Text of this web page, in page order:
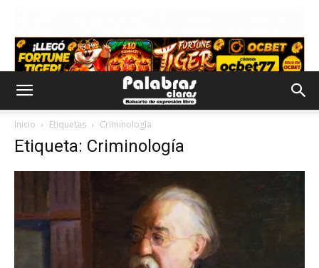
Inicio Etiquetas Criminología
Etiqueta: Criminología